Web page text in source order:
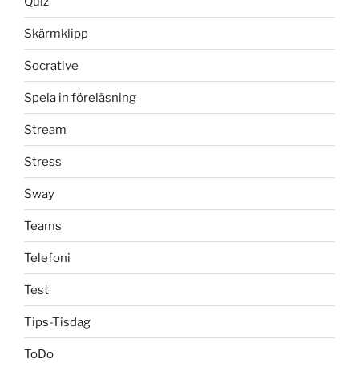
Skärmklipp
Socrative
Spela in föreläsning
Stream
Stress
Sway
Teams
Telefoni
Test
Tips-Tisdag
ToDo